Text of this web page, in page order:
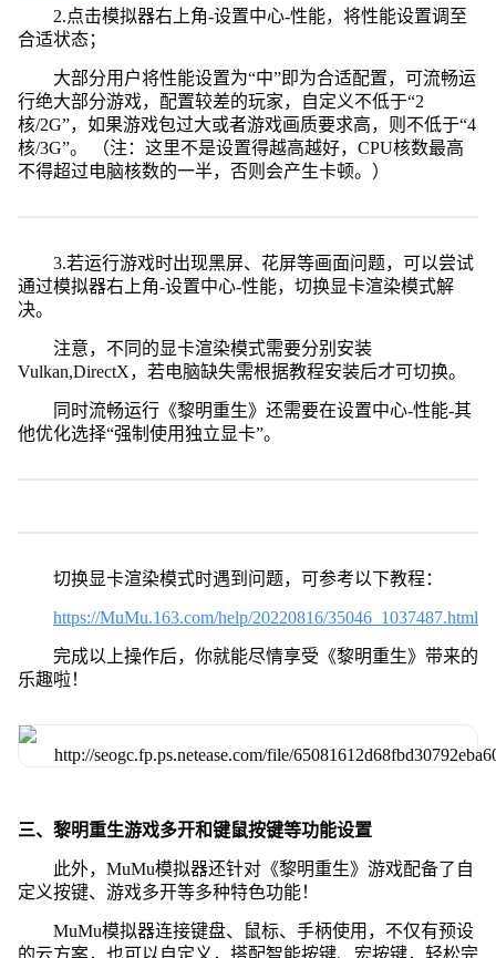
2.点击模拟器右上角-设置中心-性能，将性能设置调至
合适状态；
大部分用户将性能设置为“中”即为合适配置，可流畅运
行绝大部分游戏，配置较差的玩家，自定义不低于“2
核/2G”，如果游戏包过大或者游戏画质要求高，则不低于“4
核/3G”。 （注：这里不是设置得越高越好，CPU核数最高
不得超过电脑核数的一半，否则会产生卡顿。）
3.若运行游戏时出现黑屏、花屏等画面问题，可以尝试
通过模拟器右上角-设置中心-性能，切换显卡渲染模式解
决。
注意，不同的显卡渲染模式需要分别安装
Vulkan,DirectX，若电脑缺失需根据教程安装后才可切换。
同时流畅运行《黎明重生》还需要在设置中心-性能-其
他优化选择“强制使用独立显卡”。
切换显卡渲染模式时遇到问题，可参考以下教程：
https://MuMu.163.com/help/20220816/35046_1037487.html
完成以上操作后，你就能尽情享受《黎明重生》带来的
乐趣啦！
三、黎明重生游戏多开和键鼠按键等功能设置
此外，MuMu模拟器还针对《黎明重生》游戏配备了自
定义按键、游戏多开等多种特色功能！
MuMu模拟器连接键盘、鼠标、手柄使用，不仅有预设
的云方案，也可以自定义，搭配智能按键、宏按键，轻松完